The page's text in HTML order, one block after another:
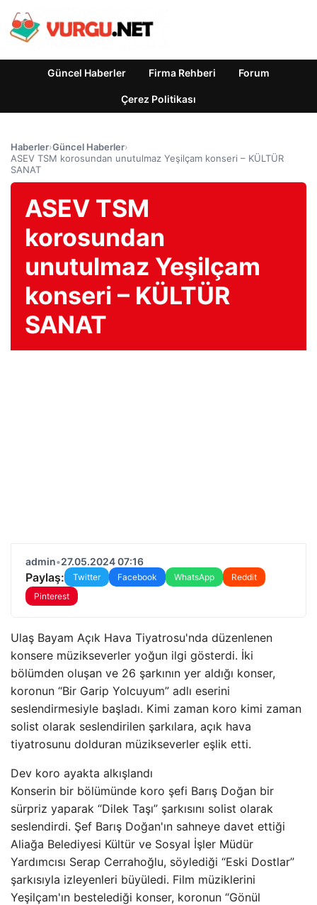
Güncel Haberler Firma Rehberi Forum
Çerez Politikası
Haberler›Güncel Haberler›
ASEV TSM korosundan unutulmaz Yeşilçam konseri – KÜLTÜR
SANAT
ASEV TSM
korosundan
unutulmaz Yeşilçam
konseri – KÜLTÜR
SANAT
admin•27.05.2024 07:16
Paylaş: Twitter Facebook WhatsApp
Reddit
Pinterest
Ulaş Bayam Açık Hava Tiyatrosu'nda düzenlenen
konsere müzikseverler yoğun ilgi gösterdi. İki
bölümden oluşan ve 26 şarkının yer aldığı konser,
koronun “Bir Garip Yolcuyum” adlı eserini
seslendirmesiyle başladı. Kimi zaman koro kimi zaman
solist olarak seslendirilen şarkılara, açık hava
tiyatrosunu dolduran müzikseverler eşlik etti.
Dev koro ayakta alkışlandı
Konserin bir bölümünde koro şefi Barış Doğan bir
sürpriz yaparak “Dilek Taşı” şarkısını solist olarak
seslendirdi. Şef Barış Doğan'ın sahneye davet ettiği
Aliağa Belediyesi Kültür ve Sosyal İşler Müdür
Yardımcısı Serap Cerrahoğlu, söylediği “Eski Dostlar”
şarkısıyla izleyenleri büyüledi. Film müziklerini
Yeşilçam'ın bestelediği konser, koronun “Gönül